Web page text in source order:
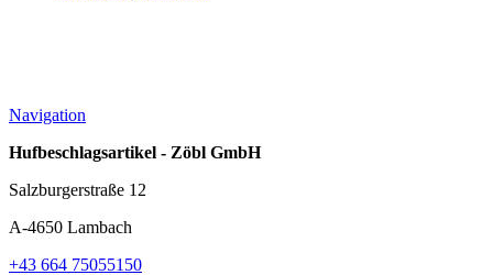
Navigation
Hufbeschlagsartikel - Zöbl GmbH
Salzburgerstraße 12
A-4650 Lambach
+43 664 75055150